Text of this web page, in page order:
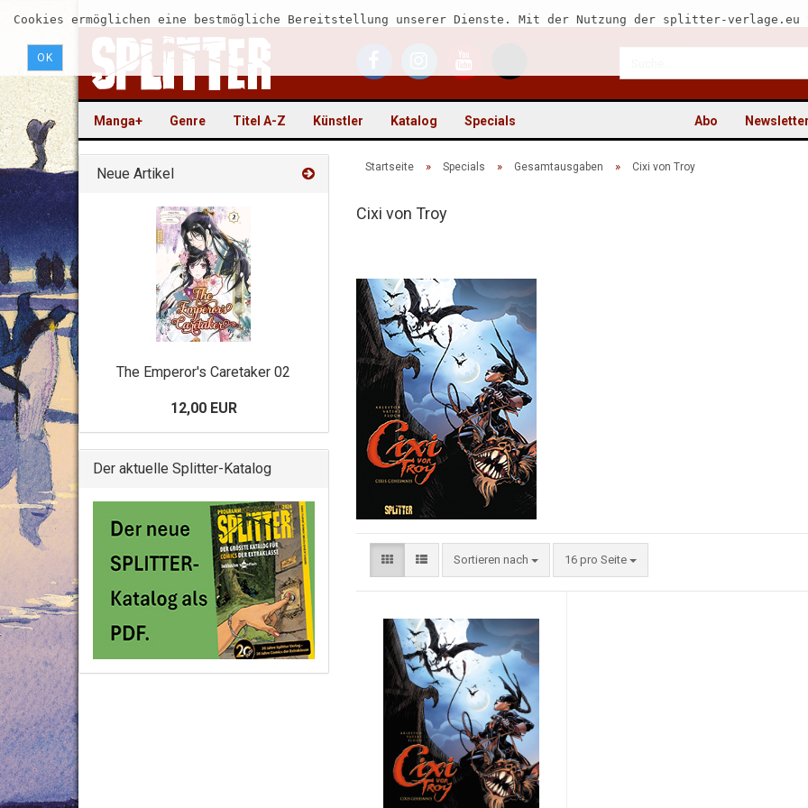
Cookies ermöglichen eine bestmögliche Bereitstellung unserer Dienste. Mit der Nutzung der splitter-
OK
Manga+ Genre Titel A-Z Künstler Katalog Specials Abo
Startseite » Specials » Gesamtausgaben » Cixi von Troy
Cixi von Troy
Sortieren nach 16 pro Seite
Neue Artikel
The Emperor's Caretaker 02
12,00 EUR
Der aktuelle Splitter-Katalog